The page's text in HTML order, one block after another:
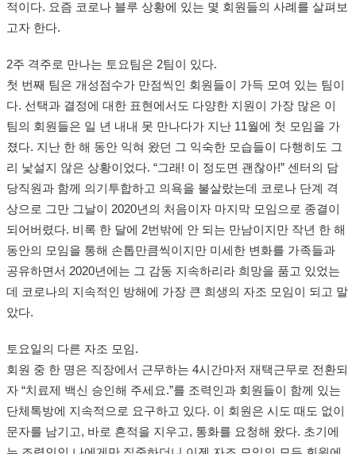
적이다. 요즘 코로나 블루 상황에 있는 몇 회원들의 사례를 살펴보
고자 한다.
2주 격주로 만나는 토요팀은 2팀이 있다.
첫 번째 팀은 개성점수가 만점씩인 회원들이 가득 모여 있는 팀이
다. 선택과 결정에 대한 표현에서도 다양한 지원이 가장 많은 이
팀의 회원들은 일 년 내내 못 만나다가 지난 11월에 첫 모임을 가
졌다. 지난 한 해 동안 익혀 왔던 그 익숙한 모습들이 다행히도 그
리 낯설지 않은 상황이었다. “그래! 이 정도면 괜찮아!” 센터의 담
당직원과 함께 의기투합하고 의욕을 불살랐는데 코로나 단계 격
상으로 그만 그날이 2020년의 처음이자 마지막 모임으로 종결이
되어버렸다. 비록 한 달에 2번밖에 안 되는 만남이지만 작년 한 해
동안의 모임을 통해 손톱만큼씩이지만 미세한 변화를 가족들과
공유하면서 2020년에는 그 감동 지속하리라 희망을 품고 있었는
데 코로나의 지속적인 방해에 가장 큰 희생의 자조 모임이 되고 말
았다.
토요일의 다른 자조 모임.
회원 중 한 명은 직장에서 근무하는 4시간마저 재택근무로 전환되
자 “치료제 백신 승인해 주세요.”를 조력인과 회원들이 함께 있는
단체톡방에 지속적으로 요구하고 있다. 이 회원은 시도 때도 없이
문자를 남기고, 바로 흔적을 지우고, 통화를 요청해 왔다. 초기에